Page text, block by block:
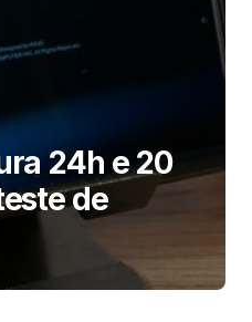
24h e 20
de